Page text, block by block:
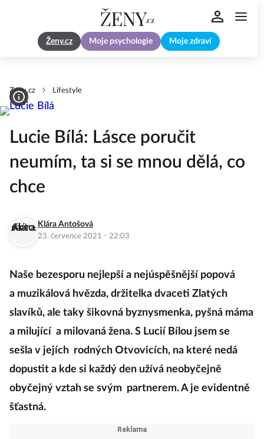
Ženy.cz Moje psychologie Moje zdraví
Zeny.cz Lifestyle
Lucie Bílá: Lásce poručit
neumím, ta si se mnou dělá, co
chce
Klára Antošová
23. července 2021 · 22:03
Naše bezesporu nejlepší a nejúspěšnější popová
a muzikálová hvězda, držitelka dvaceti Zlatých
slavíků, ale taky šikovná byznysmenka, pyšná máma
a milující a milovaná žena. S Lucií Bílou jsem se
sešla v jejích rodných Otvovicích, na které nedá
dopustit a kde si každý den užívá neobyčejně
obyčejný vztah se svým partnerem. A je evidentně
šťastná.